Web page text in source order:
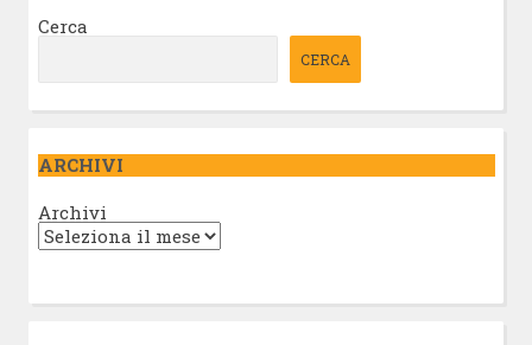
Cerca
CERCA
ARCHIVI
Archivi